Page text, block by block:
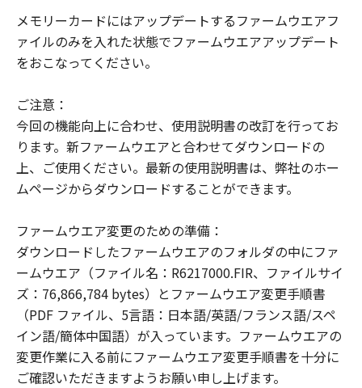
as that term is defined at 48 C.F.R. 2.101
(Oct 1995), consisting of ""commercial
computer software"" and ""commercial
computer software documentation,"" as
(Sept 1995).
Consistent with 48 C.F.R. 12.212 and 48
C.F.R. 227.7202-1 through 227.7202-4
(June 1995), all U.S. Government End
Users shall acquire the Software with
only those rights set forth herein.
Manufacturer is Canon Inc./30-2,
Shimomaruko 3-chome, Ohta-ku, Tokyo
146-8501, Japan.
本条項中で使用される"the Software"と
は、「本契約」中で定義される「許諾ソフ
トウェア」を意味し、指し示すものとしま
す。
メモリーカードにはアップデートするファームウエアフ
ァイルのみを入れた状態でファームウエアアップデート
をおこなってください。
ご注意：
今回の機能向上に合わせ、使用説明書の改訂を行ってお
ります。新ファームウエアと合わせてダウンロードの
上、ご使用ください。最新の使用説明書は、弊社のホー
ムページからダウンロードすることができます。
ファームウエア変更のための準備：
ダウンロードしたファームウエアのフォルダの中にファ
ームウエア（ファイル名：R6217000.FIR、ファイルサイ
ズ：76,866,784 bytes）とファームウエア変更手順書
（PDF ファイル、5言語：日本語/英語/フランス語/スペ
イン語/簡体中国語）が入っています。ファームウエアの
変更作業に入る前にファームウエア変更手順書を十分に
ご確認いただきますようお願い申し上げます。